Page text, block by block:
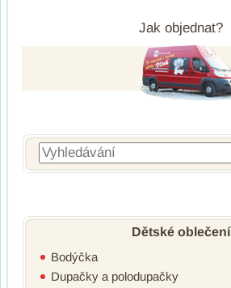
Jak objednat?
Vyhledávání
Dětské oblečení
Bodýčka
Dupačky a polodupačky